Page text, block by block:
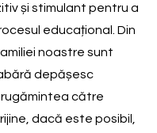
și stimulant pentru a
educațional. Din
noastre sunt
depășesc
către
dacă este posibil,